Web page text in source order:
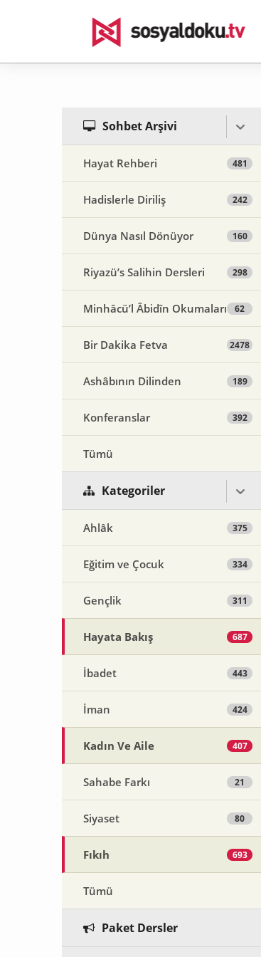
Sohbet Arşivi
Hayat Rehberi 481
Hadislerle Diriliş 242
Dünya Nasıl Dönüyor 160
Riyazü’s Salihin Dersleri 298
Minhâcü’l Âbidîn Okumaları 62
Bir Dakika Fetva 2478
Ashâbının Dilinden 189
Konferanslar 392
Tümü
Kategoriler
Ahlâk 375
Eğitim ve Çocuk 334
Gençlik 311
Hayata Bakış 687
İbadet 443
İman 424
Kadın Ve Aile 407
Sahabe Farkı 21
Siyaset 80
Fıkıh 693
Tümü
Paket Dersler